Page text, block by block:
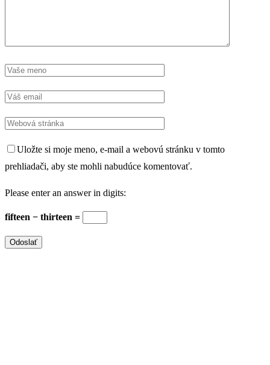
Uložte si moje meno, e-mail a webovú stránku v tomto
prehliadači, aby ste mohli nabudúce komentovať.
Please enter an answer in digits:
fifteen − thirteen =